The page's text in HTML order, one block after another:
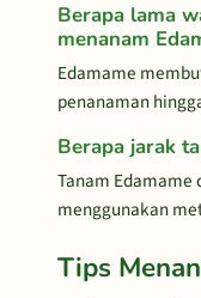
Berapa lama
menanam
Edamame
penanaman
Berapa jarak
Tanam Edamame
menggunakan
Tips